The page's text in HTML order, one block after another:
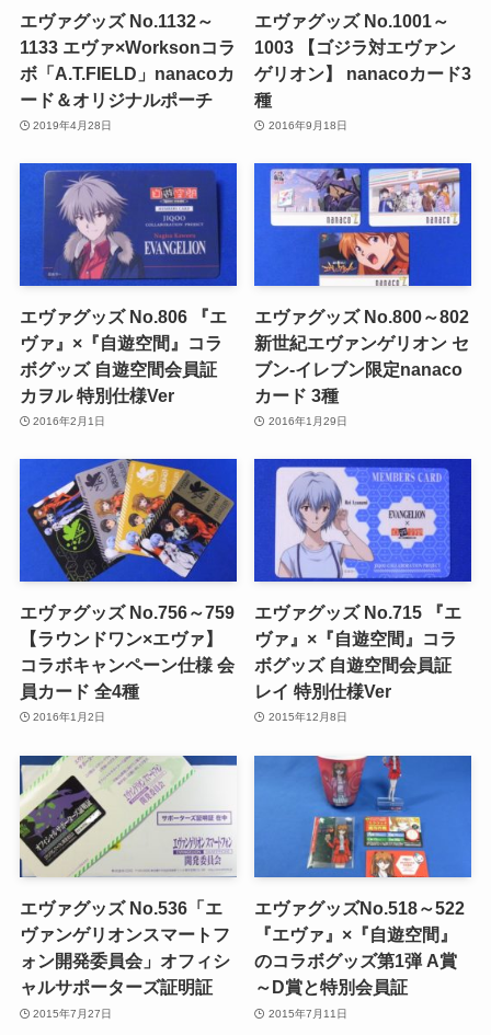
エヴァグッズ No.1132～
1133 エヴァ×Worksonコラ
ボ「A.T.FIELD」nanacoカ
ード＆オリジナルポーチ
2019年4月28日
エヴァグッズ No.1001～
1003 【ゴジラ対エヴァン
ゲリオン】 nanacoカード3
種
2016年9月18日
エヴァグッズ No.806 『エ
ヴァ』×『自遊空間』コラ
ボグッズ 自遊空間会員証
カヲル 特別仕様Ver
2016年2月1日
エヴァグッズ No.800～802
新世紀エヴァンゲリオン セ
ブン-イレブン限定nanaco
カード 3種
2016年1月29日
エヴァグッズ No.756～759
【ラウンドワン×エヴァ】
コラボキャンペーン仕様 会
員カード 全4種
2016年1月2日
エヴァグッズ No.715 『エ
ヴァ』×『自遊空間』コラ
ボグッズ 自遊空間会員証
レイ 特別仕様Ver
2015年12月8日
エヴァグッズ No.536「エ
ヴァンゲリオンスマートフ
ォン開発委員会」オフィシ
ャルサポーターズ証明証
2015年7月27日
エヴァグッズNo.518～522
『エヴァ』×『自遊空間』
のコラボグッズ第1弾 A賞
～D賞と特別会員証
2015年7月11日